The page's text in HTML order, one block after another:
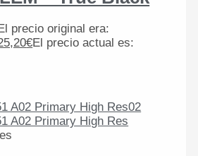
precio original era:
€El precio actual es: